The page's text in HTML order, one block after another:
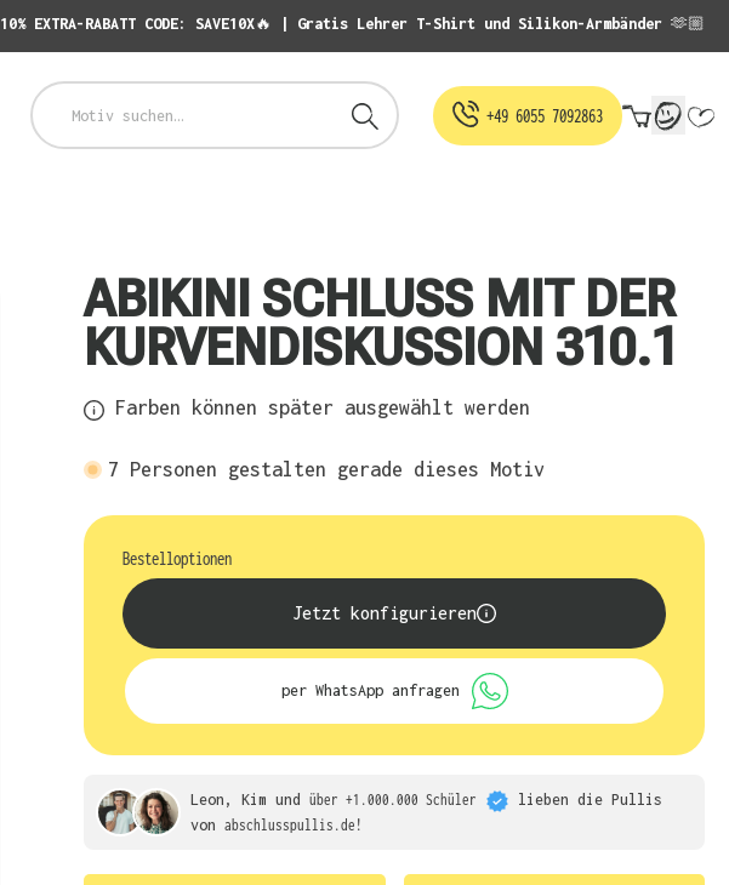
10% EXTRA-RABATT CODE: SAVE10X🔥 | Gratis Lehrer T-Shirt und Silikon-Armbänder 🫶🏼
+49 6055 7092863
ABIKINI SCHLUSS MIT DER
KURVENDISKUSSION 310.1
Farben können später ausgewählt werden
7 Personen gestalten gerade dieses Motiv
Bestelloptionen
Jetzt konfigurieren
per WhatsApp anfragen
Leon, Kim und über +1.000.000 Schüler lieben die Pullis
von abschlusspullis.de!